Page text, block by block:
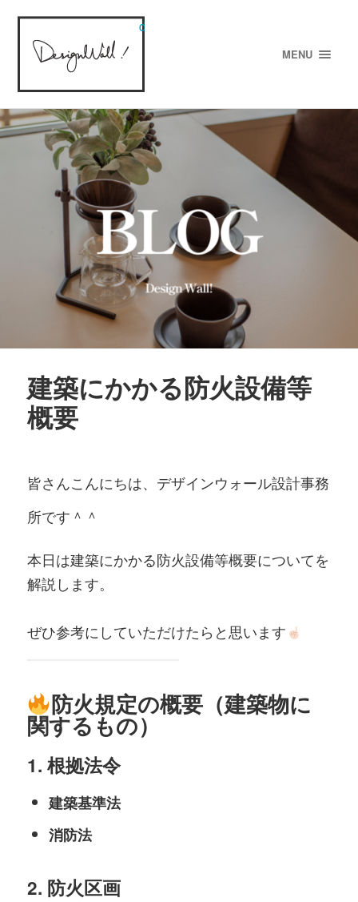
designWALL!
MENU
建築にかかる防火設備等
概要
皆さんこんにちは、デザインウォール設計事務
所です＾＾
本日は建築にかかる防火設備等概要についてを
解説します。
ぜひ参考にしていただけたらと思います
防火規定の概要（建築物に
関するもの）
1. 根拠法令
建築基準法
消防法
2. 防火区画